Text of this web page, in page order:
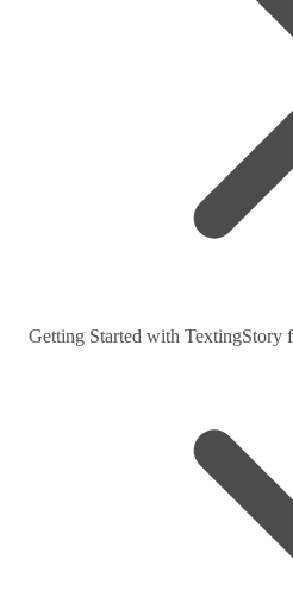
Getting Started with TextingStory